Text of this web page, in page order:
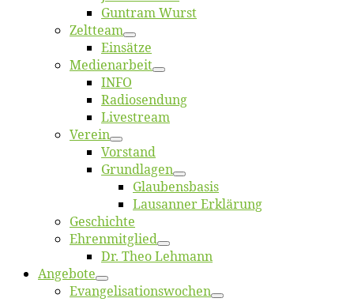
Gun­tram Wurst
Zelt­team
Ein­sät­ze
Me­di­en­ar­beit
INFO
Ra­dio­sen­dung
Live­stream
Ver­ein
Vor­stand
Grund­la­gen
Glaubens­ba­sis
Lausan­ner Erklärung
Ge­schich­te
Eh­ren­mit­glied
Dr. Theo Lehmann
An­ge­bo­te
Evangelisa­tions­wo­chen